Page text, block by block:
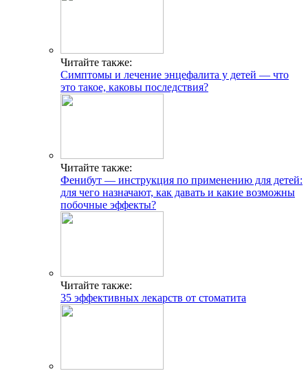
Читайте также:
Симптомы и лечение энцефалита у детей — что
это такое, каковы последствия?
Читайте также:
Фенибут — инструкция по применению для детей:
для чего назначают, как давать и какие возможны
побочные эффекты?
Читайте также:
35 эффективных лекарств от стоматита